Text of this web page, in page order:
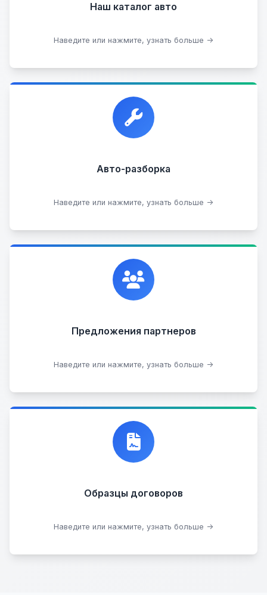
Наш каталог авто
Наведите или нажмите, узнать больше →
Посмотреть каталог
Авто-разборка
Наведите или нажмите, узнать больше →
Прием автомобилей для разборки на запчасти в
любом состоянии.
Сдать на разборку
Предложения партнеров
Наведите или нажмите, узнать больше →
Сотрудничаем с лучшими организациями. Если у
вас есть интересные идеи, мы всегда открыты к
сотрудничеству.
Стать партнером
Образцы договоров
Наведите или нажмите, узнать больше →
Договор купли-продажи
Скачать образцы